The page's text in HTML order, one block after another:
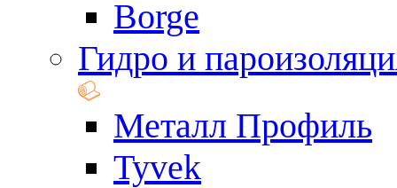
Borge
Гидро и
Металл Профиль
Tyvek